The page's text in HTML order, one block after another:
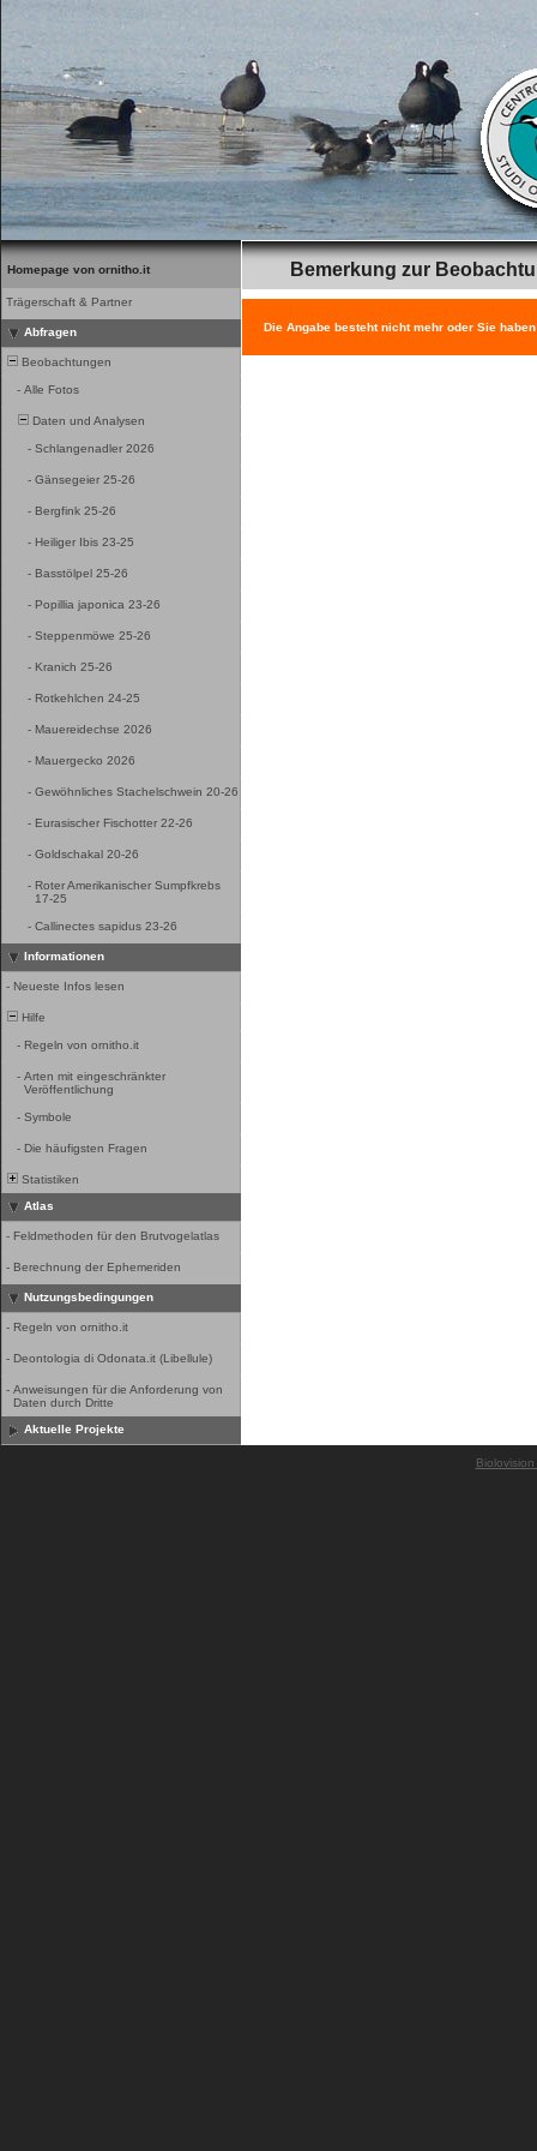
Homepage von ornitho.it
Trägerschaft & Partner
Abfragen
Beobachtungen
- Alle Fotos
Daten und Analysen
- Schlangenadler 2026
- Gänsegeier 25-26
- Bergfink 25-26
- Heiliger Ibis 23-25
- Basstölpel 25-26
- Popillia japonica 23-26
- Steppenmöwe 25-26
- Kranich 25-26
- Rotkehlchen 24-25
- Mauereidechse 2026
- Mauergecko 2026
- Gewöhnliches Stachelschwein 20-26
- Eurasischer Fischotter 22-26
- Goldschakal 20-26
- Roter Amerikanischer Sumpfkrebs
17-25
- Callinectes sapidus 23-26
Informationen
- Neueste Infos lesen
Hilfe
- Regeln von ornitho.it
- Arten mit eingeschränkter
Veröffentlichung
- Symbole
- Die häufigsten Fragen
Statistiken
Atlas
- Feldmethoden für den Brutvogelatlas
- Berechnung der Ephemeriden
Nutzungsbedingungen
- Regeln von ornitho.it
- Deontologia di Odonata.it (Libellule)
- Anweisungen für die Anforderung von
Daten durch Dritte
Aktuelle Projekte
Bemerkung zur
Die Angabe besteht nicht mehr oder Sie
Biolovision